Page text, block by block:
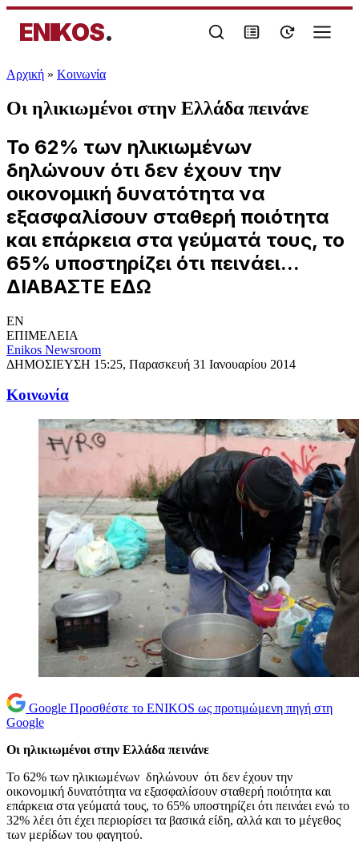
ENIKOS.
Αρχική » Κοινωνία
Οι ηλικιωμένοι στην Ελλάδα πεινάνε
Το 62% των ηλικιωμένων
δηλώνουν ότι δεν έχουν την
οικονομική δυνατότητα να
εξασφαλίσουν σταθερή ποιότητα
και επάρκεια στα γεύματά τους, το
65% υποστηρίζει ότι πεινάει...
ΔΙΑΒΑΣΤΕ ΕΔΩ
EN
ΕΠΙΜΕΛΕΙΑ
Enikos Newsroom
ΔΗΜΟΣΙΕΥΣΗ 15:25, Παρασκευή 31 Ιανουαρίου 2014
Κοινωνία
Google Προσθέστε το ENIKOS ως προτιμώμενη πηγή στη
Google
Οι ηλικιωμένοι στην Ελλάδα πεινάνε
Το 62% των ηλικιωμένων δηλώνουν ότι δεν έχουν την
οικονομική δυνατότητα να εξασφαλίσουν σταθερή ποιότητα και
επάρκεια στα γεύματά τους, το 65% υποστηρίζει ότι πεινάει ενώ το
32% λέει ότι έχει περιορίσει τα βασικά είδη, αλλά και το μέγεθος
των μερίδων του φαγητού.